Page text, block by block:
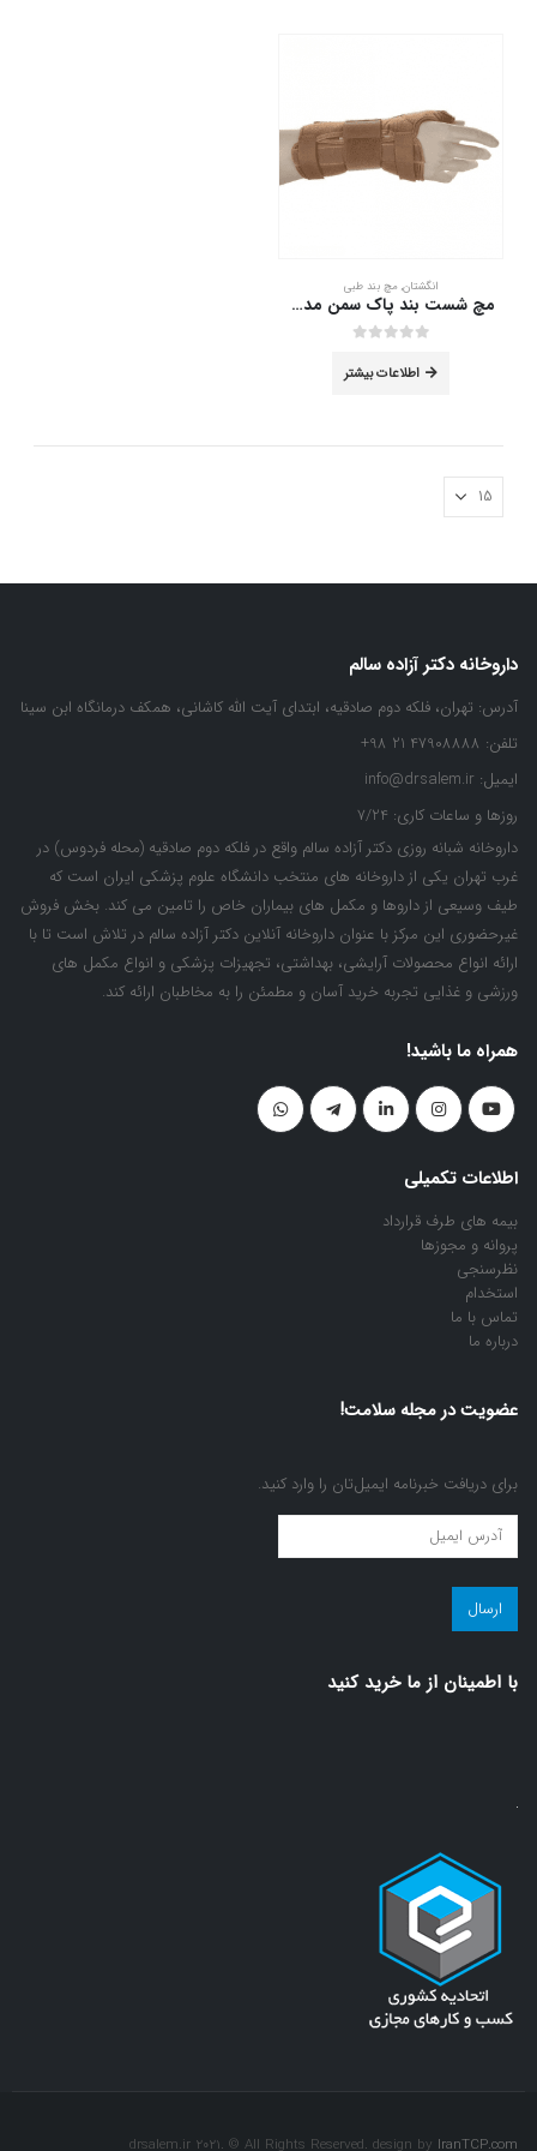
انگشتان, مچ بند طبی
مچ شست بند پاک سمن مدل With Hard Bar سایز M دست چپ
اطلاعات بیشتر
داروخانه دکتر آزاده سالم
آدرس: تهران، فلکه دوم صادقیه، ابتدای آیت الله کاشانی، همکف درمانگاه ابن سینا
تلفن: 47908888 21 98+
ایمیل: info@drsalem.ir
روزها و ساعات کاری: 7/24
داروخانه شبانه روزی دکتر آزاده سالم واقع در فلکه دوم صادقیه (محله فردوس) در
غرب تهران یکی از داروخانه های منتخب دانشگاه علوم پزشکی ایران است که
طیف وسیعی از داروها و مکمل های بیماران خاص را تامین می کند. بخش فروش
غیرحضوری این مرکز با عنوان داروخانه آنلاین دکتر آزاده سالم در تلاش است تا با
ارائه انواع محصولات آرایشی، بهداشتی، تجهیزات پزشکی و انواع مکمل های
ورزشی و غذایی تجربه خرید آسان و مطمئن را به مخاطبان ارائه کند.
همراه ما باشید!
اطلاعات تکمیلی
بیمه های طرف قرارداد
پروانه و مجوزها
نظرسنجی
استخدام
تماس با ما
درباره ما
عضویت در مجله سلامت!
برای دریافت خبرنامه ایمیل‌تان را وارد کنید.
عضویت
در
مجله
سلامت!
با اطمينان از ما خريد كنيد
drsalem.ir 2021. © All Rights Reserved. design by IranTCP.com